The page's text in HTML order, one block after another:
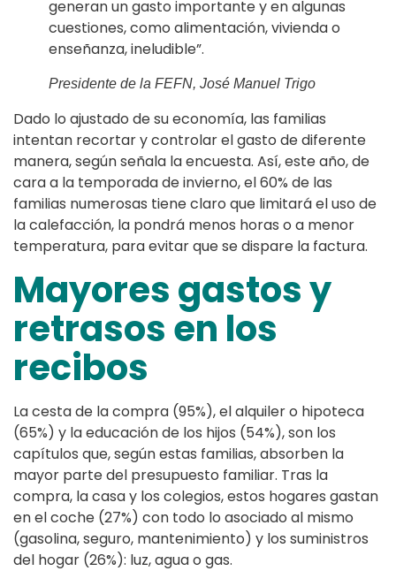
generan un gasto importante y en algunas
cuestiones, como alimentación, vivienda o
enseñanza, ineludible”.
Presidente de la FEFN, José Manuel Trigo
Dado lo ajustado de su economía, las familias
intentan recortar y controlar el gasto de diferente
manera, según señala la encuesta. Así, este año, de
cara a la temporada de invierno, el 60% de las
familias numerosas tiene claro que limitará el uso de
la calefacción, la pondrá menos horas o a menor
temperatura, para evitar que se dispare la factura.
Mayores gastos y
retrasos en los
recibos
La cesta de la compra (95%), el alquiler o hipoteca
(65%) y la educación de los hijos (54%), son los
capítulos que, según estas familias, absorben la
mayor parte del presupuesto familiar. Tras la
compra, la casa y los colegios, estos hogares gastan
en el coche (27%) con todo lo asociado al mismo
(gasolina, seguro, mantenimiento) y los suministros
del hogar (26%): luz, agua o gas.